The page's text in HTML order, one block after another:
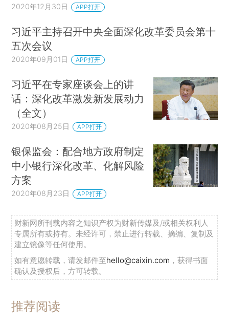
2020年12月30日 APP打开
习近平主持召开中央全面深化改革委员会第十
五次会议
2020年09月01日 APP打开
习近平在专家座谈会上的讲
话：深化改革激发新发展动力
（全文）
2020年08月25日 APP打开
银保监会：配合地方政府制定
中小银行深化改革、化解风险
方案
2020年08月23日 APP打开
财新网所刊载内容之知识产权为财新传媒及/或相关权利人
专属所有或持有。未经许可，禁止进行转载、摘编、复制及
建立镜像等任何使用。
如有意愿转载，请发邮件至hello@caixin.com ，获得书面
确认及授权后，方可转载。
推荐阅读